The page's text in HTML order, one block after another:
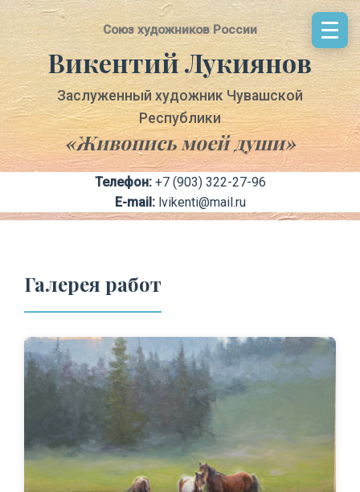
Cоюз художников России
Викентий Лукиянов
Заслуженный художник Чувашской
Республики
«Живопись моей души»
Телефон: +7 (903) 322-27-96
E-mail: lvikenti@mail.ru
Галерея работ